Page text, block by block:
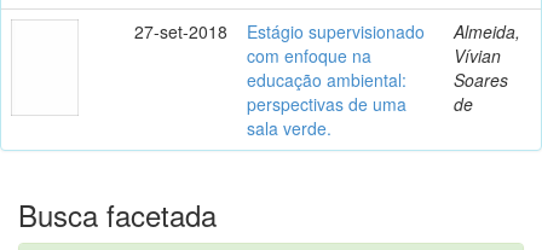
27-set-2018
Estágio supervisionado
com enfoque na
educação ambiental:
perspectivas de uma
sala verde.
Almeida,
Vívian
Soares
de
Busca facetada